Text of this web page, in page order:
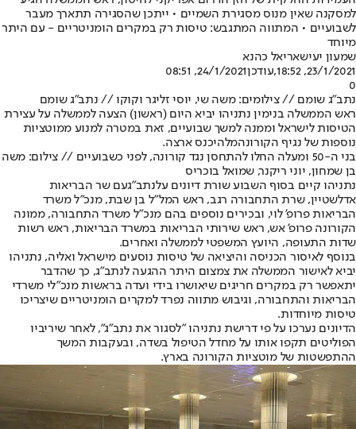
למסקנה שאין מנוס מסגירת השמיים • ייתכן שהסגירה תתארך מעבר
לשבועיים • המתווה המתגבש: טיסות רק במקרים הומניטריים - עם היתר
מיוחד
שמעון יעישאריאל כהנא
23/1/2021, 18:52
,עודכן24/1/2021, 08:51
0
נתב"ג שומם // צילומים: משה שי, יוסי זליגר וקוקו // נתב"ג שומם
ראש הממשלה בנימין נתניהו יביא היום (ראשון) הצעה לממשלה על עצירת
הטיסות לישראל וממנה למשך שבועיים, זאת במטרה למנוע ממוטציות
נוספות של נגיף הקורונהמלהיכנס ארצה.
בני ה-50 ומעלה החלו להתחסן נגד קורונה, לפני כשבועיים // צילום: משה
בן שמחון, יוני ריקנר, שמואל בוכריס
נתניהו קיים בסוף השבוע שורת דיונים עלנתב"געם שר הבריאות
אדלשטיין, שרת התחבורה רגב, ראש המל"ל בן שבת, מנכ"ל משרד
הבריאות פרופ' לוי, ובכירים נוספים בהם מנכ"ל משרד התחבורה, ממונה
הקורונה פרופ' אש, ראש שירותי הבריאות במשרד הבריאות, ראש רשות
שדות התעופה, היועץ המשפטי לממשלה ואחרים.
בנוסף לאיסור הכניסה והיציאה של טיסות נוסעים מישראל ואליה, נתניהו
יביא לאישור הממשלה את צמצום היתר ההגעה לנתב"ג, כך שהדבר
יתאפשר רק במקרים חריגים שיאושרו בידי ועדה בראשות מנכ"לי משרדי
הבריאות והתחבורה, וגיבוש מתווה נפרד למקרים הומניטריים שיצריכו
טיסות מיוחדות.
הדיונים נערכו על פי דרישת נתניהו "לסגור את נתב"ג", לאחר שיריביו
הפוליטים תקפו אותו על מחדל הטיפול בשדה, ובעקבות המשך
ההתפשטות של מוטציות הקורונה בארץ.